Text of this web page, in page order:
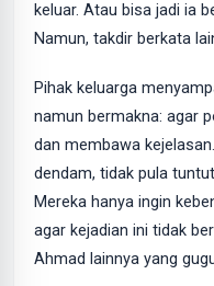
keluar. Atau bisa jadi ia
Namun, takdir berkata
Pihak keluarga
namun bermakna: agar
dan membawa
dendam, tidak pula
Mereka hanya ingin
agar kejadian ini tidak
Ahmad lainnya yang